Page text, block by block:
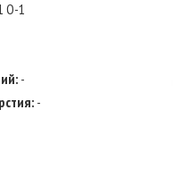
О-1
-
-